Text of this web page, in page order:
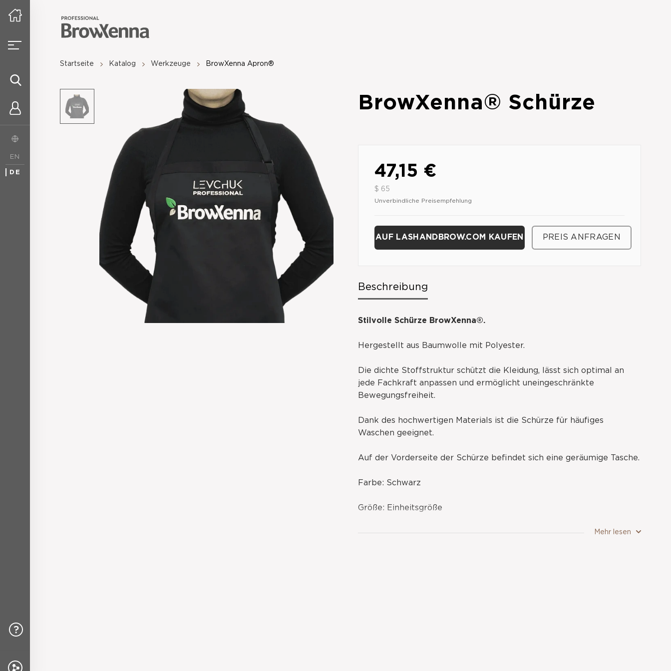
EN
DE
Startseite Katalog Werkzeuge BrowXenna Apron®
BrowXenna® Schürze
47,15 €
$ 65
Unverbindliche Preisempfehlung
AUF LASHANDBROW.COM KAUFEN PREIS ANFRAGEN
Beschreibung
Stilvolle Schürze BrowXenna®.
Hergestellt aus Baumwolle mit Polyester.
Die dichte Stoffstruktur schützt die Kleidung, lässt sich optimal an
jede Fachkraft anpassen und ermöglicht uneingeschränkte
Bewegungsfreiheit.
Dank des hochwertigen Materials ist die Schürze für häufiges
Waschen geeignet.
Auf der Vorderseite der Schürze befindet sich eine geräumige Tasche.
Farbe: Schwarz
Größe: Einheitsgröße
Mehr lesen